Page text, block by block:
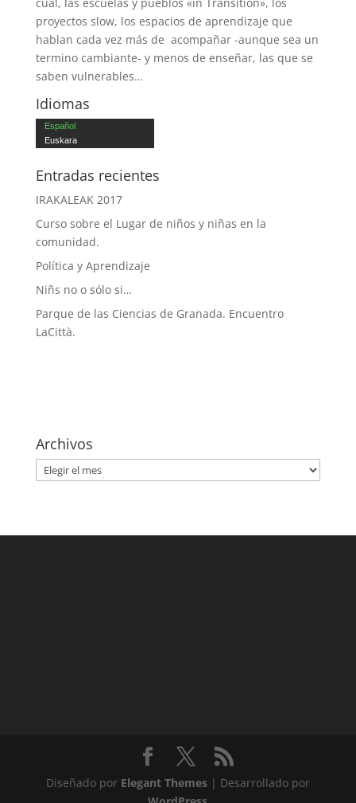
proyectos slow, los espacios de aprendizaje que
hablan cada vez más de acompañar -aunque sea un
termino cambiante- y menos de enseñar, las que se
saben vulnerables…
Idiomas
Español
Euskara
Entradas recientes
IRAKALEAK 2017
Curso sobre el Lugar de niños y niñas en la
comunidad.
Política y Aprendizaje
Niñs no o sólo si…
Parque de las Ciencias de Granada. Encuentro
LaCittà.
Archivos
Archivos
Diseñado por Elegant Themes| Desarrollado por